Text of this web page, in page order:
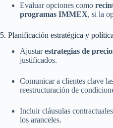
Evaluar opciones como
programas IMMEX, si la
5. Planificación estratégica y
Ajustarestrategias de
justificados.
Comunicar a clientes clave
reestructuración de
Incluir cláusulas
los aranceles.